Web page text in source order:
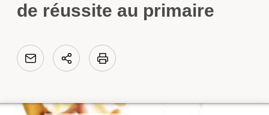
de réussite au primaire